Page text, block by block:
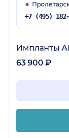
Импланты
63 900 ₽